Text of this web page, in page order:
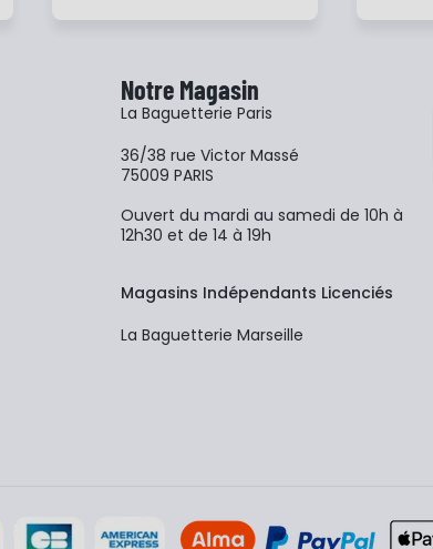
Notre Magasin
La Baguetterie Paris
36/38 rue Victor Massé
75009 PARIS
Ouvert du mardi au samedi de 10h à
12h30 et de 14 à 19h
Magasins Indépendants Licenciés
La Baguetterie Marseille